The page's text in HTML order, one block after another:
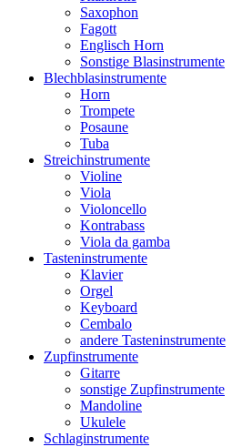
Saxophon
Fagott
Englisch Horn
Sonstige Blasinstrumente
Blechblasinstrumente
Horn
Trompete
Posaune
Tuba
Streichinstrumente
Violine
Viola
Violoncello
Kontrabass
Viola da gamba
Tasteninstrumente
Klavier
Orgel
Keyboard
Cembalo
andere Tasteninstrumente
Zupfinstrumente
Gitarre
sonstige Zupfinstrumente
Mandoline
Ukulele
Schlaginstrumente